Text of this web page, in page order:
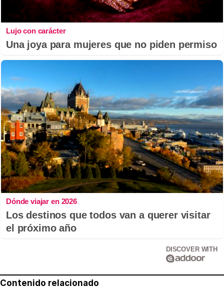
Lujo con carácter
Una joya para mujeres que no piden permiso
Dónde viajar en 2026
Los destinos que todos van a querer visitar
el próximo año
DISCOVER WITH
Contenido relacionado